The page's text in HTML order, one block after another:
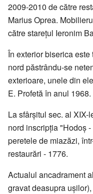
2009‑2010 de către
Marius Oprea.
către starețul Ieronim
În exterior biserica
nord păstrându-se
exterioare, unele din
E. Profetă în anul 1968.
La sfârșitul sec. al
nord inscripția "Hodoș -
peretele de miazăzi,
restaurări - 1776.
Actualul ancadrament
gravat deasupra